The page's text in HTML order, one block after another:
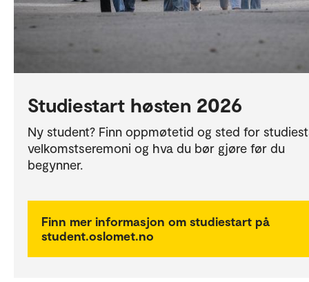
Studiestart høsten 2026
Ny student? Finn oppmøtetid og sted for
velkomstseremoni og hva du bør gjøre før du
begynner.
Finn mer informasjon om studiestart på
student.oslomet.no